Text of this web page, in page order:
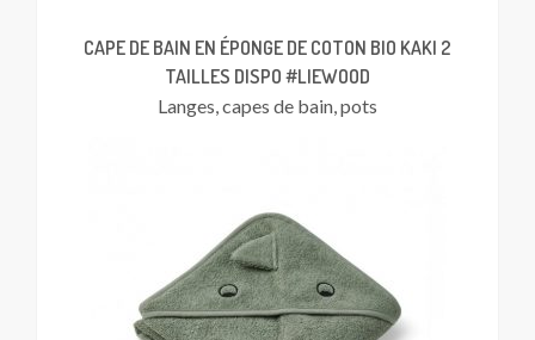
CAPE DE BAIN EN ÉPONGE DE COTON BIO KAKI 2
TAILLES DISPO #LIEWOOD
Langes, capes de bain, pots